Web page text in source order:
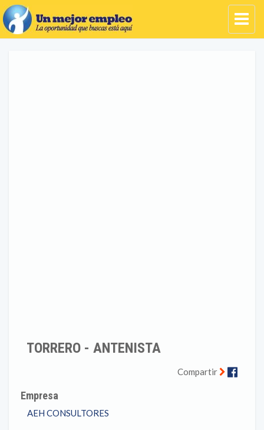
TORRERO - ANTENISTA
Compartir
Empresa
AEH CONSULTORES